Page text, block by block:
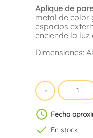
Aplique de
metal de color
espacios
enciende la
Dimensiones:
schedule Fecha
check En stock